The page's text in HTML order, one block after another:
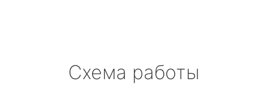
Схема работы